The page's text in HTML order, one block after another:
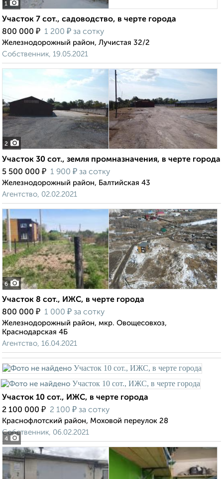
1
Участок 7 сот., садоводство, в черте города
800 000 ₽ 1 200 ₽ за сотку
Железнодорожный район, Лучистая 32/2
Собственник, 19.05.2021
2
Участок 30 сот., земля промназначения, в черте города
5 500 000 ₽ 1 900 ₽ за сотку
Железнодорожный район, Балтийская 43
Агентство, 02.02.2021
6
Участок 8 сот., ИЖС, в черте города
800 000 ₽ 1 000 ₽ за сотку
Железнодорожный район, мкр. Овощесовхоз,
Краснодарская 4Б
Агентство, 16.04.2021
4
Участок 10 сот., ИЖС, в черте города
2 100 000 ₽ 2 100 ₽ за сотку
Краснофлотский район, Моховой переулок 28
Собственник, 06.02.2021